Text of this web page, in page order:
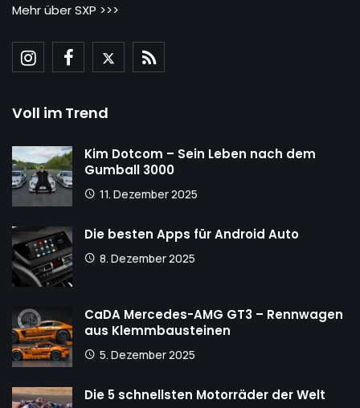
Mehr über SXP >>>
Voll im Trend
Kim Dotcom – Sein Leben nach dem
Gumball 3000
11. Dezember 2025
Die besten Apps für Android Auto
8. Dezember 2025
CaDA Mercedes-AMG GT3 – Rennwagen
aus Klemmbausteinen
5. Dezember 2025
Die 5 schnellsten Motorräder der Welt